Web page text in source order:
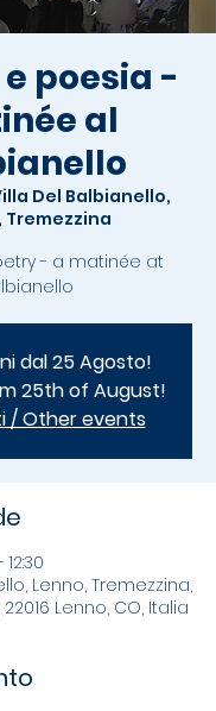
poesia -
al
Del Balbianello,
Tremezzina
- a matinée at
dal 25 Agosto!
25th of August!
/ Other events
Lenno, Tremezzina,
Lenno, CO, Italia